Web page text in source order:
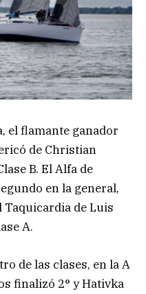
el flamante ganador
de Christian
B. El Alfa de
en la general,
Taquicardia de Luis
A.
de las clases, en la A
finalizó 2° y Hativka